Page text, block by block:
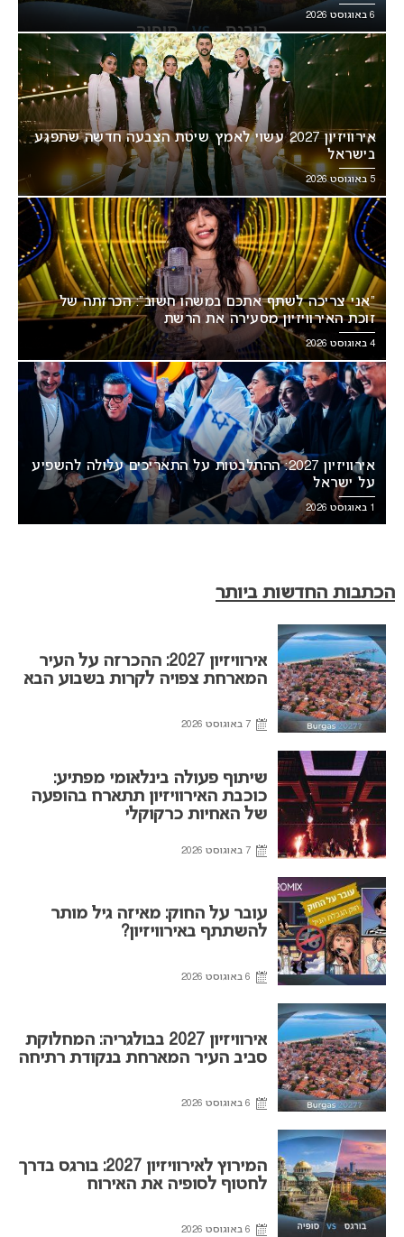
6 באוגוסט 2026
אירוויזיון 2027 עשוי לאמץ שיטת הצבעה חדשה שתפגע
בישראל
5 באוגוסט 2026
“אני צריכה לשתף אתכם במשהו חשוב”: הכרזתה של
זוכת האירוויזיון מסעירה את הרשת
4 באוגוסט 2026
אירוויזיון 2027: ההתלבטות על התאריכים עלולה להשפיע
על ישראל
1 באוגוסט 2026
הכתבות החדשות ביותר
אירוויזיון 2027: ההכרזה על העיר
המארחת צפויה לקרות בשבוע הבא
7 באוגוסט 2026
שיתוף פעולה בינלאומי מפתיע:
כוכבת האירוויזיון תתארח בהופעה
של האחיות כרקוקלי
7 באוגוסט 2026
עובר על החוק: מאיזה גיל מותר
להשתתף באירוויזיון?
6 באוגוסט 2026
אירוויזיון 2027 בבולגריה: המחלוקת
סביב העיר המארחת בנקודת רתיחה
6 באוגוסט 2026
המירוץ לאירוויזיון 2027: בורגס בדרך
לחטוף לסופיה את האירוח
6 באוגוסט 2026